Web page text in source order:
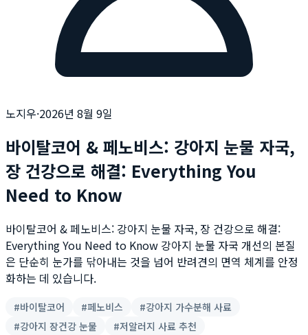
노지우·2026년 8월 9일
바이탈코어 & 페노비스: 강아지 눈물 자국,
장 건강으로 해결: Everything You
Need to Know
바이탈코어 & 페노비스: 강아지 눈물 자국, 장 건강으로 해결:
Everything You Need to Know 강아지 눈물 자국 개선의 본질
은 단순히 눈가를 닦아내는 것을 넘어 반려견의 면역 체계를 안정
화하는 데 있습니다.
#바이탈코어 #페노비스 #강아지 가수분해 사료
#강아지 장건강 눈물 #저알러지 사료 추천